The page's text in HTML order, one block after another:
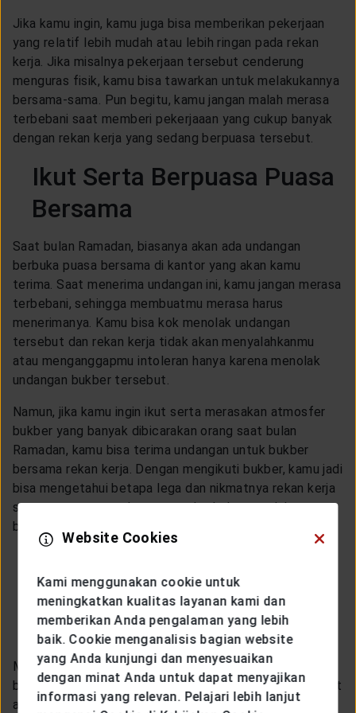
Jika kamu ingin, kamu juga bisa memberikan pekerjaan
yang relatif lebih mudah atau lebih ringan pada rekan
kerja. Jika misalnya pekerjaan tersebut cenderung
menguras fisik, kamu bisa tawarkan untuk melakukannya
bersama-sama. Pun begitu, kamu jangan malah merasa
terbebani saat memberi pekerjaaan yang cukup banyak
dengan rekan kerja yang sedang berpuasa tersebut.
Ikut Serta Berpuasa Puasa
Bersama
Saat bulan Ramadan, biasanya akan ada undangan
berbuka puasa bersama di kantor yang akan kamu
terima. Saat menerima undangan ini, kamu jangan merasa
terbebani, sehingga membuatmu merasa harus
menerimanya. Kamu bisa kok menolak undangan
tersebut dan rekan kerja tidak akan menyalahkanmu
atau menganggapmu intoleran hanya karena menolak
undangan bukber tersebut.
Namun, jika kamu ingin ikut serta merasakan atmosfer
bukber yang banyak dibicarakan orang saat bulan
Ramadan, kamu bisa terima undangan untuk bukber
bersama rekan kerja. Dengan mengikuti bukber, kamu jadi
bisa mengetahui betapa lega dan nikmatnya rekan kerja
saat menyantap makanan saat berbuka, setelah
berpuasa seharian penuh.
saat Menjadwalkan
Meeting
Menghormati rekan kerja yang sedang berpuasa juga
bisa kamu lakukan dengan menghindari pemilihan tempat
atau lokasimeeting di restoran atau kafe. Meskipun
Website Cookies
Kami menggunakan cookie untuk
meningkatkan kualitas layanan kami dan
memberikan Anda pengalaman yang lebih
baik. Cookie menganalisis bagian website
yang Anda kunjungi dan menyesuaikan
dengan minat Anda untuk dapat menyajikan
informasi yang relevan. Pelajari lebih lanjut